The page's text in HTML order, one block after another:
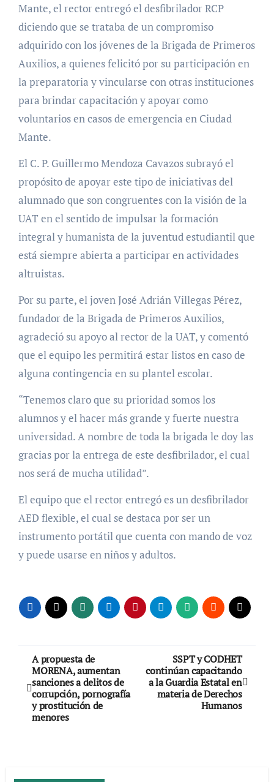
Mante, el rector entregó el desfibrilador RCP
diciendo que se trataba de un compromiso
adquirido con los jóvenes de la Brigada de Primeros
Auxilios, a quienes felicitó por su participación en
la preparatoria y vincularse con otras instituciones
para brindar capacitación y apoyar como
voluntarios en casos de emergencia en Ciudad
Mante.
El C. P. Guillermo Mendoza Cavazos subrayó el
propósito de apoyar este tipo de iniciativas del
alumnado que son congruentes con la visión de la
UAT en el sentido de impulsar la formación
integral y humanista de la juventud estudiantil que
está siempre abierta a participar en actividades
altruistas.
Por su parte, el joven José Adrián Villegas Pérez,
fundador de la Brigada de Primeros Auxilios,
agradeció su apoyo al rector de la UAT, y comentó
que el equipo les permitirá estar listos en caso de
alguna contingencia en su plantel escolar.
“Tenemos claro que su prioridad somos los
alumnos y el hacer más grande y fuerte nuestra
universidad. A nombre de toda la brigada le doy las
gracias por la entrega de este desfibrilador, el cual
nos será de mucha utilidad”.
El equipo que el rector entregó es un desfibrilador
AED flexible, el cual se destaca por ser un
instrumento portátil que cuenta con mando de voz
y puede usarse en niños y adultos.
Navegación
de
entradas
A propuesta de
MORENA, aumentan
sanciones a delitos de
corrupción, pornografía
y prostitución de
menores
SSPT y CODHET
continúan capacitando
a la Guardia Estatal en
materia de Derechos
Humanos